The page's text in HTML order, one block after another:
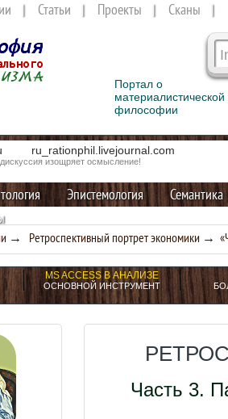
ru_rationphil.livejournal.com
изощряет осмысление!
Статьи Проекты Сканы
Эпистемология
Семантика
Портал о
материалистической
философии
→ Ретроспективный портрет экономики →
MS ACCESS В АНАЛИЗЕ
ОСНОВНОЙ ИНСТРУМЕНТ
Часть 3.